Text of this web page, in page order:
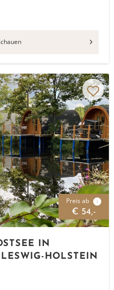
Preis ab i
€ 54,-
IN
HOLSTEIN